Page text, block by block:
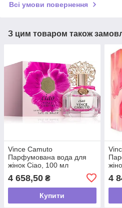
Всі умови повернення
З цим товаром також
Vince Camuto
Парфумована вода для
жінок Ciao, 100 мл
4 658,50 ₴
Купити
4